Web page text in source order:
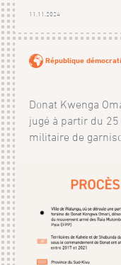
11.11.2024
République
Donat Kwenga
jugé à partir du
militaire de